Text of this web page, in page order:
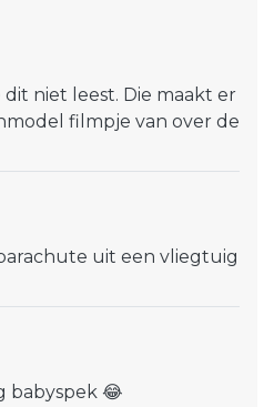
niet leest. Die maakt er
filmpje van over de
uit een vliegtuig
babyspek 😂